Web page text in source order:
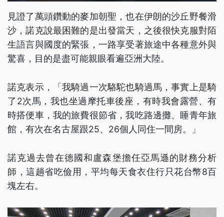
見證了萬頭鑽動的麥加朝聖，也在伊朗的沙丘野餐滑
沙，諾克說最困難的是出發當天，之後很快克服對陌
生語言與國度的緊張，一路享受著旅途中各種意外與
驚喜，目的是盡可能親眼看遍亞洲大陸。
諾克表示，「我騎過一次駱駝也騎過馬，事實上是騎
了2次馬，我也坐過摩托車後座，有時我會露營、有
時搭便車，我的旅費很節省，我吃路邊攤、睡青年旅
館，有次在名古屋跟25、26個人同住一間房。」
諾克過去曾在德國和盧森堡擔任亞馬遜的財務分析
師，這趟省吃儉用，平均每天食衣住行只花台幣8百
塊左右。